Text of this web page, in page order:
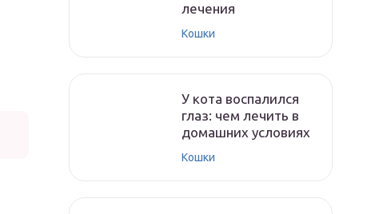
лечения
Кошки
У кота воспалился
глаз: чем лечить в
домашних условиях
Кошки